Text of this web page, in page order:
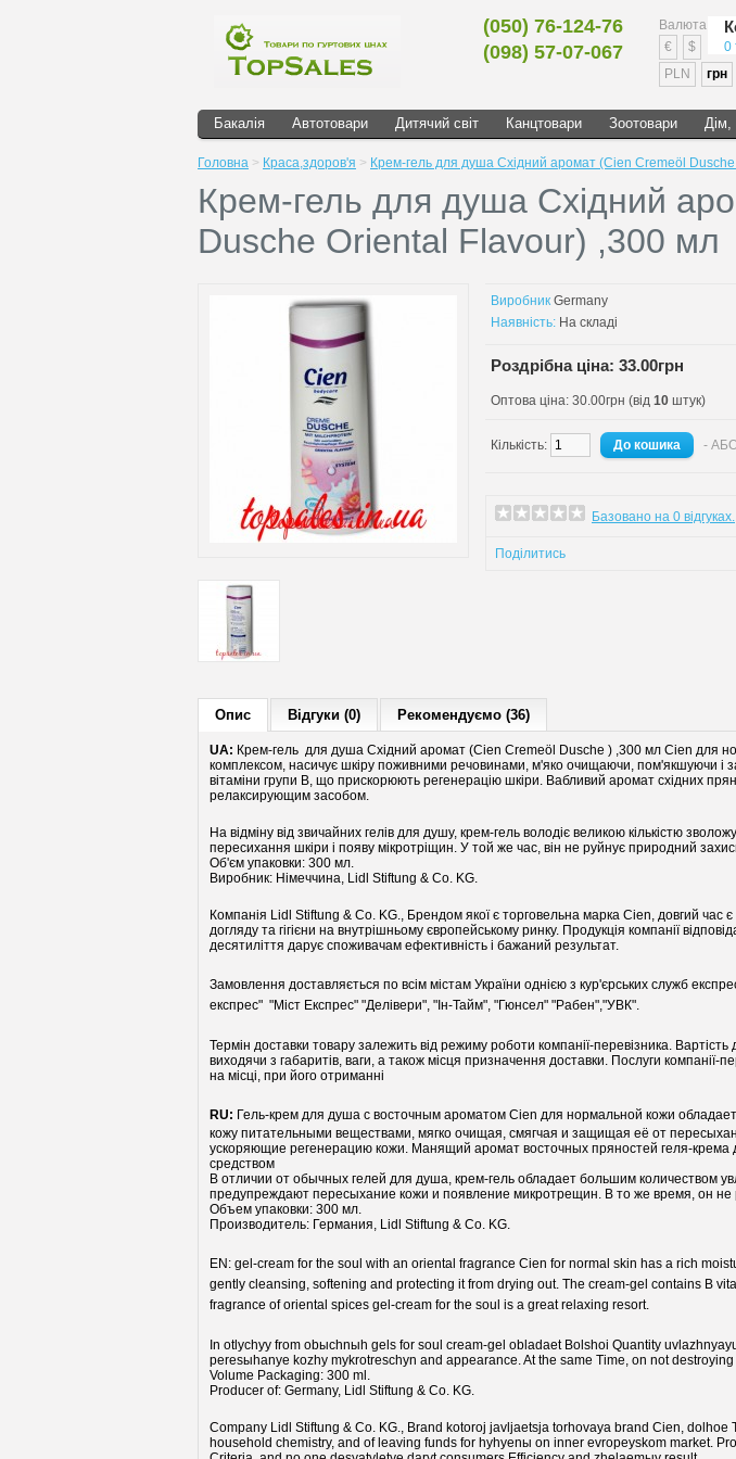
(050) 76-124-76
(098) 57-07-067
Валюта
€
$
PLN
грн
0
Бакалія Автотовари Дитячий світ Канцтовари Зоотовари Дім,
Головна > Краса,здоров'я > Крем-гель для душа Східний аромат (Cien Cremeöl
Крем-гель для душа Східний
Dusche Oriental Flavour) ,300 мл
Виробник Germany
Наявність: На складі
Роздрібна ціна: 33.00грн
Оптова ціна: 30.00грн (від 10 штук)
Кількість: -
Базовано на 0 відгуках.
Поділитись
Опис Відгуки (0) Рекомендуємо (36)
UA: Крем-гель для душа Східний аромат (Cien Cremeöl Dusche ) ,300 мл Cien для
комплексом, насичує шкіру поживними речовинами, м'яко очищаючи, пом'якшуючи і
вітаміни групи В, що прискорюють регенерацію шкіри. Вабливий аромат східних
релаксирующим засобом.
На відміну від звичайних гелів для душу, крем-гель володіє великою кількістю
пересихання шкіри і появу мікротріщин. У той же час, він не руйнує природний
Об'єм упаковки: 300 мл.
Виробник: Німеччина, Lidl Stiftung & Co. KG.
Компанія Lidl Stiftung & Co. KG., Брендом якої є торговельна марка Cien, довгий час є
догляду та гігієни на внутрішньому європейському ринку. Продукція компанії
десятиліття дарує споживачам ефективність і бажаний результат.
Замовлення доставляється по всім містам України однією з кур'єрських служб
експрес" "Міст Експрес" "Делівери", "Ін-Тайм", "Гюнсел" "Рабен","УВК".
Термін доставки товару залежить від режиму роботи компанії-перевізника.
виходячи з габаритів, ваги, а також місця призначення доставки. Послуги компанії-
на місці, при його отриманні
RU: Гель-крем для душа с восточным ароматом Cien для нормальной кожи
кожу питательными веществами, мягко очищая, смягчая и защищая её от
ускоряющие регенерацию кожи. Манящий аромат восточных пряностей геля-
средством
В отличии от обычных гелей для душа, крем-гель обладает большим количеством
предупреждают пересыхание кожи и появление микротрещин. В то же время, он
Объем упаковки: 300 мл.
Производитель: Германия, Lidl Stiftung & Co. KG.
EN: gel-cream for the soul with an oriental fragrance Cien for normal skin has a rich
gently cleansing, softening and protecting it from drying out. The cream-gel contains B
fragrance of oriental spices gel-cream for the soul is a great relaxing resort.
In otlychyy from obыchnыh gels for soul cream-gel obladaet Bolshoi Quantity
peresыhanye kozhy mykrotreschyn and appearance. At the same Time, on not
Volume Packaging: 300 ml.
Producer of: Germany, Lidl Stiftung & Co. KG.
Company Lidl Stiftung & Co. KG., Brand kotoroj javljaetsja torhovaya brand Cien,
household chemistry, and of leaving funds for hyhyenы on inner evropeyskom market.